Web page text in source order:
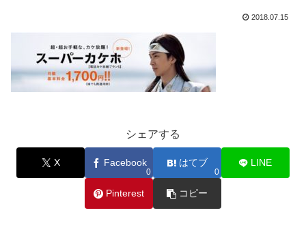
2018.07.15
シェアする
X Facebook
0
はてブ
0
LINE
Pinterest コピー